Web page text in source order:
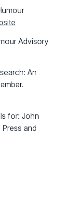
Advisory
An
for: John
and